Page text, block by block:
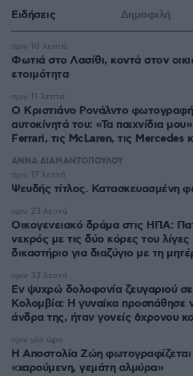
Ειδήσεις Δημοφιλή
Φωτιά στο Λασίθι, κοντά στον
ετοιμότητα
πριν 10 λεπτά
Ο Κριστιάνο Ρονάλντο
αυτοκίνητά του: «Τα παιχνίδια
Ferrari, τις McLaren, τις Mercedes
πριν 11 λεπτά
ΑΝΝΑ ΔΙΑΜΑΝΤΟΠΟΥΛΟΥ
Ψευδής τίτλος. Κατασκευασμένη
πριν 17 λεπτά
Οικογενειακό δράμα στις ΗΠΑ:
νεκρός με τις δύο κόρες του
δικαστήριο για διαζύγιο με τη
πριν 23 λεπτά
Εν ψυχρώ δολοφονία ζευγαριού
Κολομβία: Η γυναίκα προσπάθησε
άνδρα της, ήταν γονείς 6χρονου
πριν 33 λεπτά
H Αποστολία Ζώη φωτογραφίζεται
«χαρούμενη, γεμάτη αλμύρα»
πριν μία ώρα